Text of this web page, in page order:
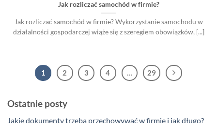
Jak rozliczać samochód w firmie?
Jak rozliczać samochód w firmie? Wykorzystanie samochodu w
działalności gospodarczej wiąże się z szeregiem obowiązków, [...]
1 2 3 4 29
Ostatnie posty
Jakie dokumenty trzeba przechowywać w firmie i jak długo?